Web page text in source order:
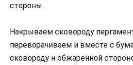
стороны.
Накрываем сковороду
переворачиваем и вместе с
сковороду н обжаренной